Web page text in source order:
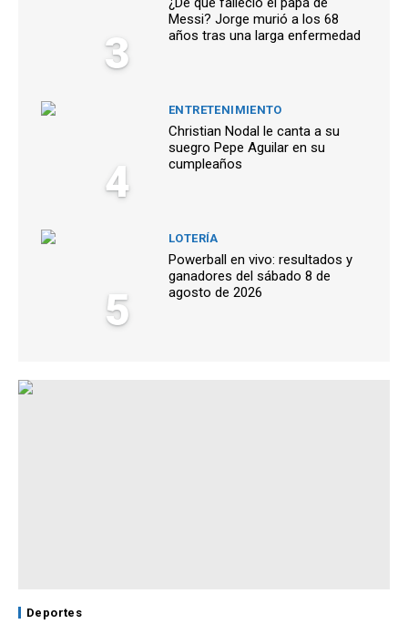
3
Messi? Jorge murió a los 68
años tras una larga enfermedad
4
ENTRETENIMIENTO
Christian Nodal le canta a su
suegro Pepe Aguilar en su
cumpleaños
5
LOTERÍA
Powerball en vivo: resultados y
ganadores del sábado 8 de
agosto de 2026
Deportes